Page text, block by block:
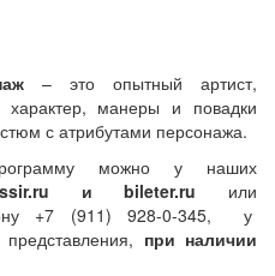
– это опытный артист,
манеры и повадки
с атрибутами персонажа.
можно у наших
и bileter.ru или
+7 (911) 928-0-345, у
при наличии